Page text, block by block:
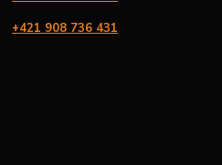
+421 908 736 431